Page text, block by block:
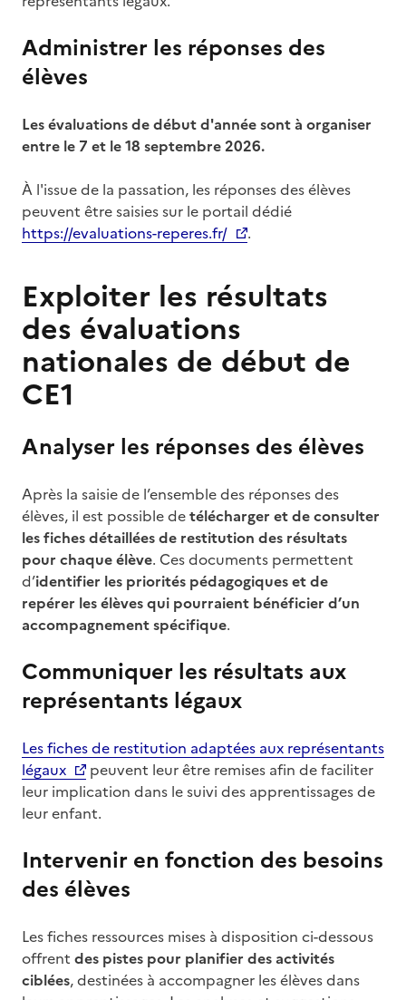
Administrer les réponses des
élèves
Les évaluations de début d'année sont à organiser
entre le 7 et le 18 septembre 2026.
À l'issue de la passation, les réponses des élèves
peuvent être saisies sur le portail dédié
https://evaluations-reperes.fr/
.
Exploiter les résultats
des évaluations
nationales de début de
CE1
Analyser les réponses des élèves
Après la saisie de l’ensemble des réponses des
élèves, il est possible detélécharger et de consulter
les fiches détaillées de restitution des résultats
pour chaque élève. Ces documents permettent
d’identifier les priorités pédagogiques et de
repérer les élèves qui pourraient bénéficier d’un
accompagnement spécifique.
Communiquer les résultats aux
représentants légaux
Les fiches de restitution adaptées aux représentants
légaux
peuvent leur être remises afin de faciliter
leur implication dans le suivi des apprentissages de
leur enfant.
Intervenir en fonction des besoins
des élèves
Les fiches ressources mises à disposition ci-dessous
offrent des pistes pour planifier des activités
ciblées, destinées à accompagner les élèves dans